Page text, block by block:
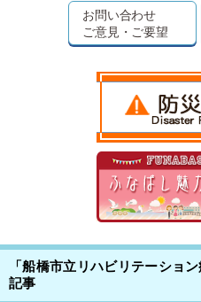
お問い合わせ
ご意見・ご要望
「船橋市立リハビリテーショ
記事